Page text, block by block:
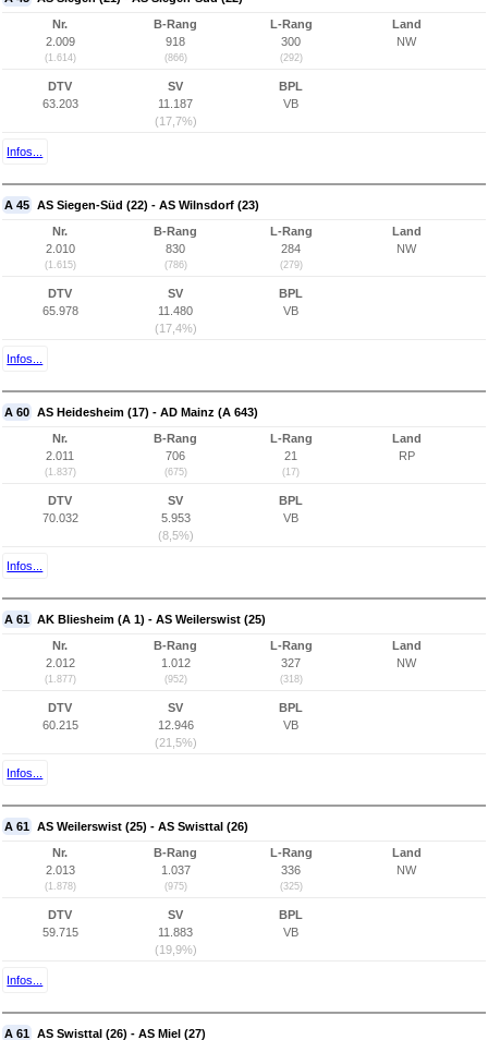
Nr.
2.009
(1.614)
B-Rang
918
(866)
L-Rang
300
(292)
Land
NW
DTV
63.203
SV
11.187
(17,7%)
BPL
VB
Infos...
A 45 AS Siegen-Süd (22) - AS Wilnsdorf (23)
Nr.
2.010
(1.615)
B-Rang
830
(786)
L-Rang
284
(279)
Land
NW
DTV
65.978
SV
11.480
(17,4%)
BPL
VB
Infos...
A 60 AS Heidesheim (17) - AD Mainz (A 643)
Nr.
2.011
(1.837)
B-Rang
706
(675)
L-Rang
21
(17)
Land
RP
DTV
70.032
SV
5.953
(8,5%)
BPL
VB
Infos...
A 61 AK Bliesheim (A 1) - AS Weilerswist (25)
Nr.
2.012
(1.877)
B-Rang
1.012
(952)
L-Rang
327
(318)
Land
NW
DTV
60.215
SV
12.946
(21,5%)
BPL
VB
Infos...
A 61 AS Weilerswist (25) - AS Swisttal (26)
Nr.
2.013
(1.878)
B-Rang
1.037
(975)
L-Rang
336
(325)
Land
NW
DTV
59.715
SV
11.883
(19,9%)
BPL
VB
Infos...
A 61 AS Swisttal (26) - AS Miel (27)